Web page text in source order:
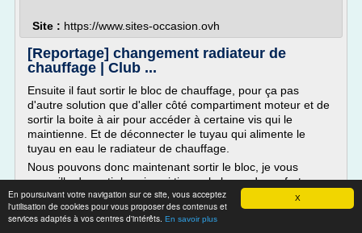
X
En poursuivant votre navigation sur ce site, vous acceptez
l'utilisation de cookies pour vous proposer des contenus et
services adaptés à vos centres d'intérêts. En savoir plus
Site : https://www.sites-occasion.ovh
[Reportage] changement radiateur de
chauffage | Club ...
Ensuite il faut sortir le bloc de chauffage, pour ça pas
d'autre solution que d'aller côté compartiment moteur et de
sortir la boite à air pour accéder à certaine vis qui le
maintienne. Et de déconnecter le tuyau qui alimente le
tuyau en eau le radiateur de chauffage.
Nous pouvons donc maintenant sortir le bloc, je vous
conseille de sortir les vis qui tienne la barre de renfort ou...
Lire la suite